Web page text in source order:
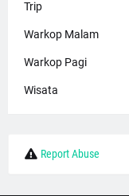
Trip
Warkop Malam
Warkop Pagi
Wisata
Report Abuse